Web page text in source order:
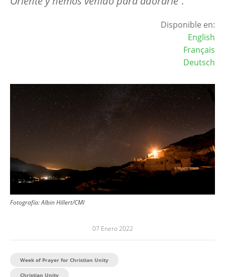
Disponible en:
English
Français
Deutsch
Image
Fotografía:Albin Hillert/CMI
07 Enero 2022
Week of Prayer for Christian Unity
Christian Unity